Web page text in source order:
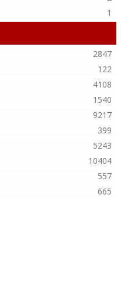
1
2847
122
4108
1540
9217
399
5243
10404
557
665